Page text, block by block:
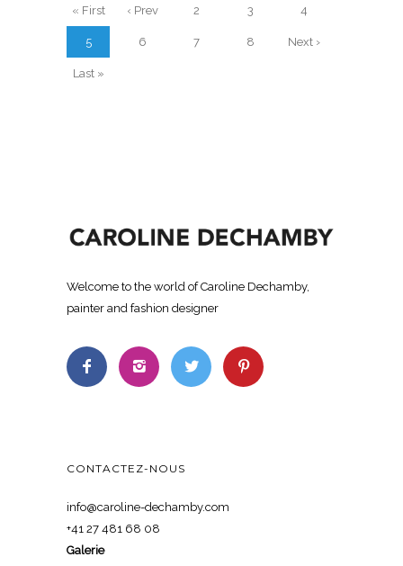
« First ‹ Prev 2 3 4
5 6 7 8 Next ›
Last »
Welcome to the world of Caroline Dechamby,
painter and fashion designer
CONTACTEZ-NOUS
info@caroline-dechamby.com
+41 27 481 68 08
Galerie